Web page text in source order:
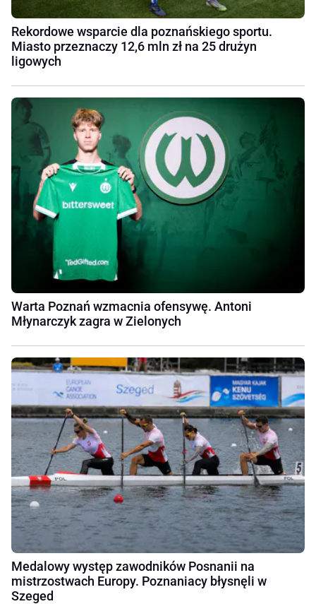
Rekordowe wsparcie dla poznańskiego sportu.
Miasto przeznaczy 12,6 mln zł na 25 drużyn
ligowych
Warta Poznań wzmacnia ofensywę. Antoni
Młynarczyk zagra w Zielonych
Medalowy występ zawodników Posnanii na
mistrzostwach Europy. Poznaniacy błysnęli w
Szeged